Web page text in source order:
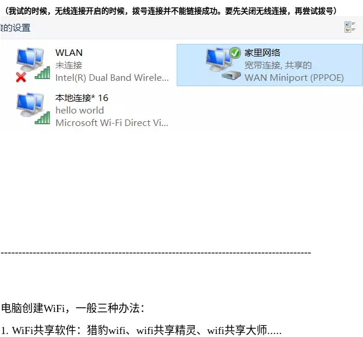
（我试的时候，无线连接开启的时候，拨号连接并不能链接成功。要先关闭无线连接，再尝试拨号）
---------------------------------------------------------------------------------------
电脑创建WiFi，一般三种办法：
1. WiFi共享软件：猎豹wifi、wifi共享精灵、wifi共享大师.....